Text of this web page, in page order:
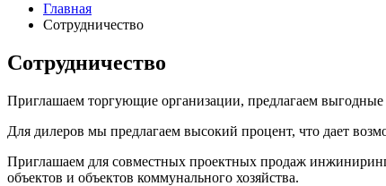
Главная
Сотрудничество
Сотрудничество
Приглашаем торгующие организации, предлагаем
Для дилеров мы предлагаем высокий процент, что дает
Приглашаем для совместных проектных продаж
объектов и объектов коммунального хозяйства.